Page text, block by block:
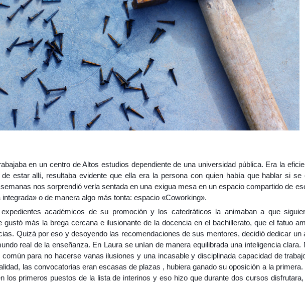
en un centro de Altos estudios dependiente de una universidad pública. Era la
estar allí, resultaba evidente que ella era la persona con quien había que hablar si
nos sorprendió verla sentada en una exigua mesa en un espacio compartido de
o de manera algo más tonta: espacio «Coworking».
académicos de su promoción y los catedráticos la animaban a que
gustó más la brega cercana e ilusionante de la docencia en el bachillerato, que el fatuo
Quizá por eso y desoyendo las recomendaciones de sus mentores, decidió dedicar un
real de la enseñanza. En Laura se unían de manera equilibrada una inteligencia clara.
para no hacerse vanas ilusiones y una incasable y disciplinada capacidad de
las convocatorias eran escasas de plazas , hubiera ganado su oposición a la
los primeros puestos de la lista de interinos y eso hizo que durante dos cursos